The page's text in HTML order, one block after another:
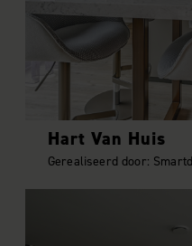
Hart Van Huis
Gerealiseerd door: